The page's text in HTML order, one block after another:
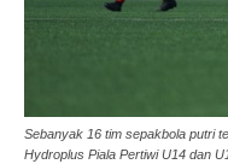
Sebanyak 16 tim sepakbola putri
Hydroplus Piala Pertiwi U14 dan